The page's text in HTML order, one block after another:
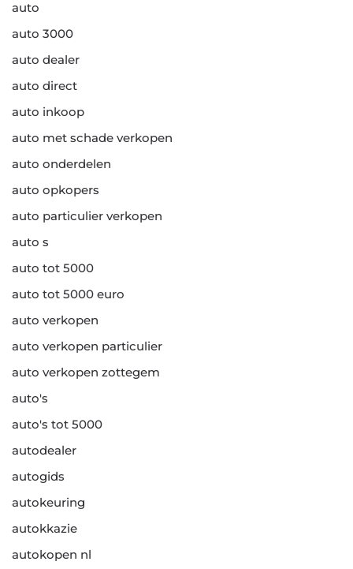
auto
auto 3000
auto dealer
auto direct
auto inkoop
auto met schade verkopen
auto onderdelen
auto opkopers
auto particulier verkopen
auto s
auto tot 5000
auto tot 5000 euro
auto verkopen
auto verkopen particulier
auto verkopen zottegem
auto's
auto's tot 5000
autodealer
autogids
autokeuring
autokkazie
autokopen nl